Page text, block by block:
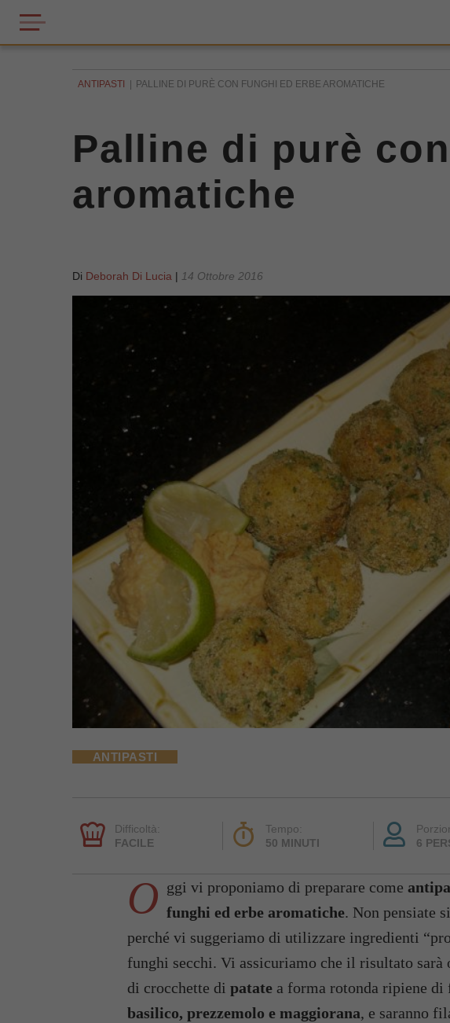
ANTIPASTI PALLINE DI PURÈ CON FUNGHI ED ERBE AROMATICHE
Palline di purè
aromatiche
Di Deborah Di Lucia | 14 Ottobre 2016
ANTIPASTI
Difficoltà:
FACILE
Tempo:
50 MINUTI
6
O ggi vi proponiamo di preparare come
funghi ed erbe aromatiche. Non pensiate
perché vi suggeriamo di utilizzare ingredienti
funghi secchi. Vi assicuriamo che il risultato sarà
di crocchette di patate a forma rotonda ripiene di
basilico, prezzemolo e maggiorana, e saranno